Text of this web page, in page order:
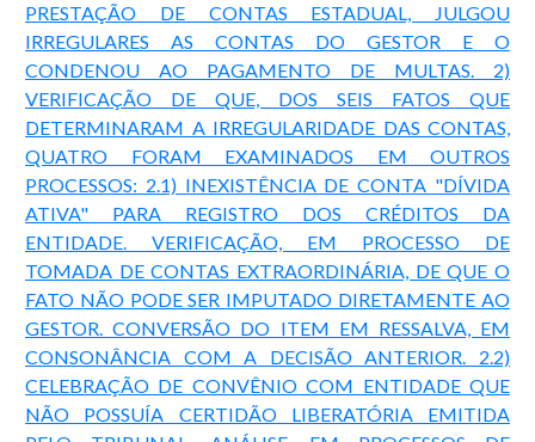
PRESTAÇÃO DE CONTAS ESTADUAL, JULGOU
IRREGULARES AS CONTAS DO GESTOR E O
CONDENOU AO PAGAMENTO DE MULTAS. 2)
VERIFICAÇÃO DE QUE, DOS SEIS FATOS QUE
DETERMINARAM A IRREGULARIDADE DAS CONTAS,
QUATRO FORAM EXAMINADOS EM OUTROS
PROCESSOS: 2.1) INEXISTÊNCIA DE CONTA "DÍVIDA
ATIVA" PARA REGISTRO DOS CRÉDITOS DA
ENTIDADE. VERIFICAÇÃO, EM PROCESSO DE
TOMADA DE CONTAS EXTRAORDINÁRIA, DE QUE O
FATO NÃO PODE SER IMPUTADO DIRETAMENTE AO
GESTOR. CONVERSÃO DO ITEM EM RESSALVA, EM
CONSONÂNCIA COM A DECISÃO ANTERIOR. 2.2)
CELEBRAÇÃO DE CONVÊNIO COM ENTIDADE QUE
NÃO POSSUÍA CERTIDÃO LIBERATÓRIA EMITIDA